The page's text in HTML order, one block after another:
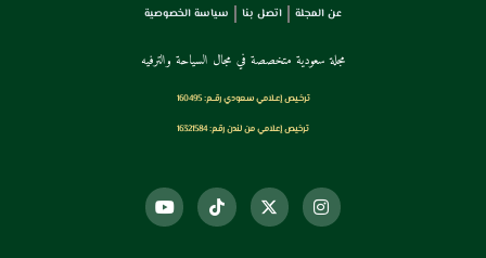
عن المجلة اتصل بنا سياسة الخصوصية
مجلة سعودية متخصصة في مجال السياحة والترفيه
ترخـيص إعـلامي سـعودي رقــم: 160495
ترخيص إعلامي من لندن رقم: 16321584